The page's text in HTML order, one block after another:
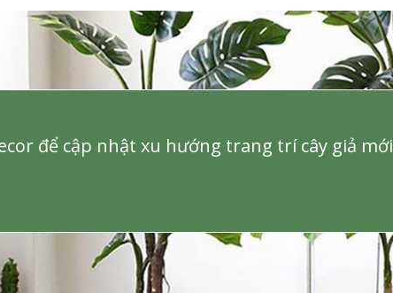
để cập nhật xu hướng trang trí cây giả mới